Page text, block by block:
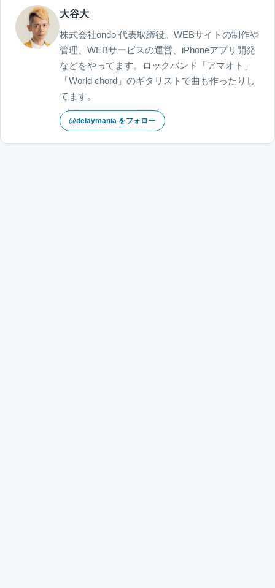
大谷大
株式会社ondo 代表取締役。WEBサイトの制作や
管理、WEBサービスの運営、iPhoneアプリ開発
などをやってます。ロックバンド「アマオト」
「World chord」のギタリストで曲も作ったりし
てます。
@delaymania をフォロー